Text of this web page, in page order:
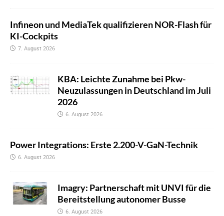
Infineon und MediaTek qualifizieren NOR-Flash für
KI-Cockpits
7. August 2026
KBA: Leichte Zunahme bei Pkw-
Neuzulassungen in Deutschland im Juli
2026
6. August 2026
Power Integrations: Erste 2.200-V-GaN-Technik
6. August 2026
Imagry: Partnerschaft mit UNVI für die
Bereitstellung autonomer Busse
6. August 2026